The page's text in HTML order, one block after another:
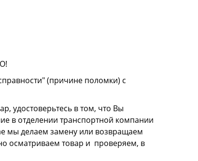
(причине поломки) с
удостоверьтесь в том, что Вы
в отделении транспортной компании
мы делаем замену или возвращаем
осматриваем товар и проверяем, в